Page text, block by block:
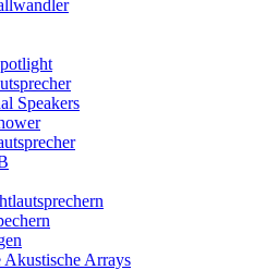
Speakers
Akustische Arrays